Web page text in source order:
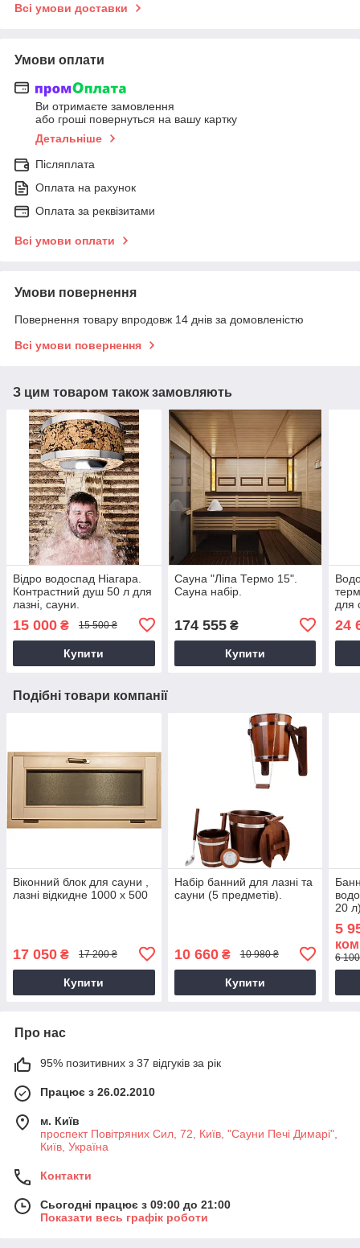
Всі умови доставки
Умови оплати
Ви отримаєте замовлення
або гроші повернуться на вашу картку
Детальніше
Післяплата
Оплата на рахунок
Оплата за реквізитами
Всі умови оплати
Умови повернення
Повернення товару впродовж 14 днів за домовленістю
Всі умови повернення
З цим товаром також замовляють
Відро водоспад Ніагара.
Контрастний душ 50 л для
лазні, сауни.
15 000 ₴ 15 500 ₴
Купити
Сауна "Ліпа Термо 15".
Сауна набір.
174 555₴
Купити
для
24
Подібні товари компанії
Віконний блок для сауни ,
лазні відкидне 1000 х 500
17 050 ₴ 17 200 ₴
Купити
Набір банний для лазні та
сауни (5 предметів).
10 660₴ 10 980 ₴
Купити
20
5
6
Про нас
95% позитивних з 37 відгуків за рік
Працює з 26.02.2010
м. Київ
проспект Повітряних Сил, 72, Київ, "Сауни Печі Димарі",
Київ, Україна
Контакти
Сьогодні працює з 09:00 до 21:00
Показати весь графік роботи